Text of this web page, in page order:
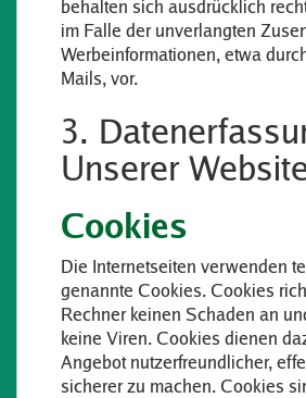
behalten sich ausdrücklich
im Falle der unverlangten
Werbeinformationen, etwa
Mails, vor.
3.
Unserer
Cookies
Die Internetseiten verwenden
genannte Cookies. Cookies
Rechner keinen Schaden an
keine Viren. Cookies dienen
Angebot nutzerfreundlicher,
sicherer zu machen. Cookies